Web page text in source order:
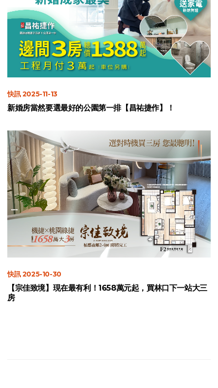
快訊 2025-11-13
新婚房當然要選最好的公園第一排【昌祐捷作】！
快訊 2025-10-30
【宗佳致境】現在最有利！1658萬元起，買林口下一站大三
房